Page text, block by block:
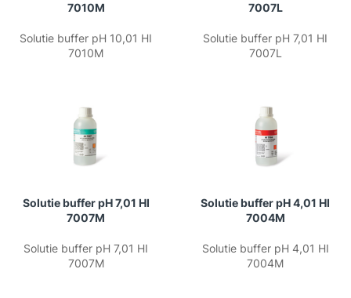
7010M
Solutie buffer pH 10,01 HI
7010M
7007L
Solutie buffer pH 7,01 HI
7007L
Solutie buffer pH 7,01 HI
7007M
Solutie buffer pH 7,01 HI
7007M
Solutie buffer pH 4,01 HI
7004M
Solutie buffer pH 4,01 HI
7004M